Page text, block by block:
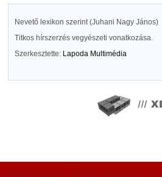
Nevető lexikon szerint (Juhani Nagy János)
Titkos hírszerzés vegyészeti vonatkozása.
Szerkesztette: Lapoda Multimédia